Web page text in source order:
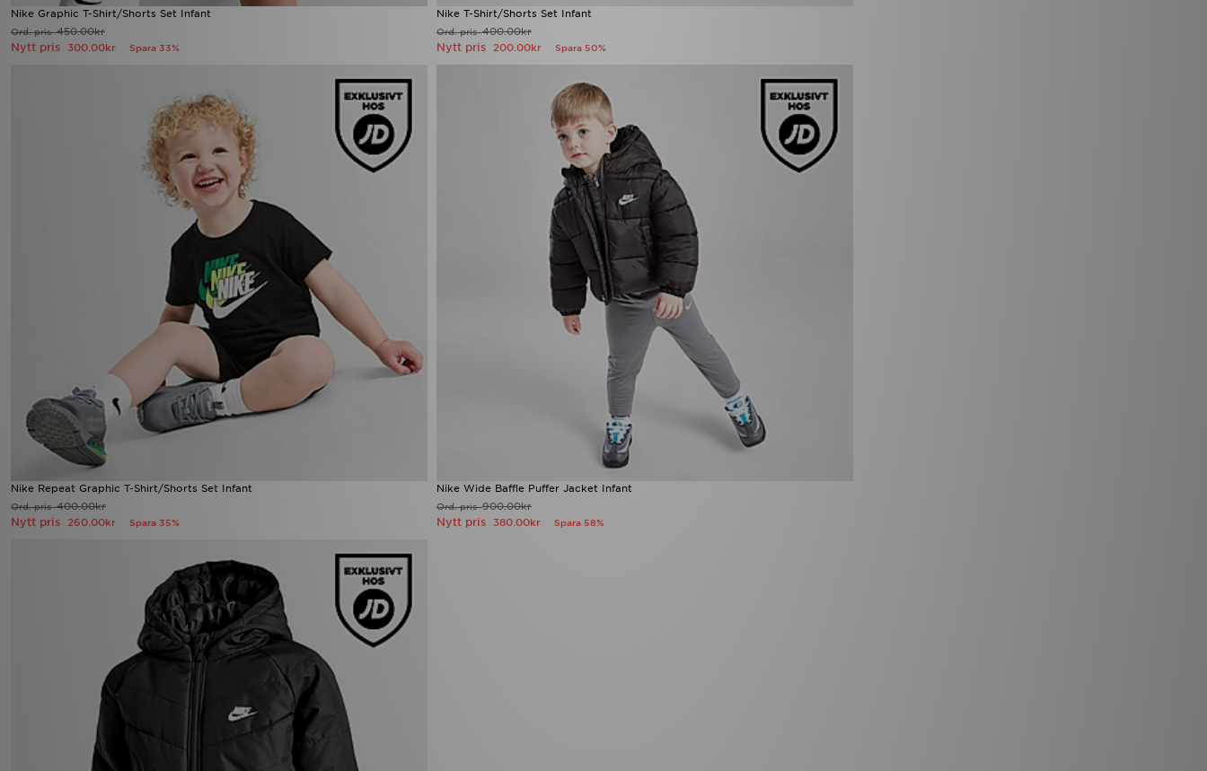
Nike Graphic T-Shirt/Shorts Set Infant
Ord. pris450.00kr
Nytt pris 300.00kr Spara 33%
Nike T-Shirt/Shorts Set Infant
Ord. pris400.00kr
Nytt pris 200.00kr Spara 50%
Nike Repeat Graphic T-Shirt/Shorts Set Infant
Ord. pris400.00kr
Nytt pris 260.00kr Spara 35%
Nike Wide Baffle Puffer Jacket Infant
Ord. pris900.00kr
Nytt pris 380.00kr Spara 58%